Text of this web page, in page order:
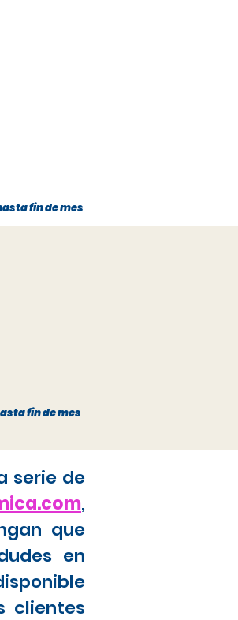
fin de mes
fin de mes
serie de
,
que
en
clientes